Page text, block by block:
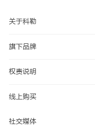
关于科勒
旗下品牌
权责说明
线上购买
社交媒体